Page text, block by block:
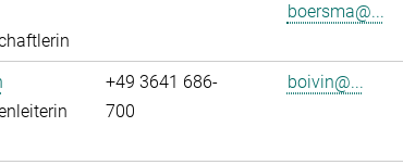
boersma@...
+49 3641 686-
700
boivin@...